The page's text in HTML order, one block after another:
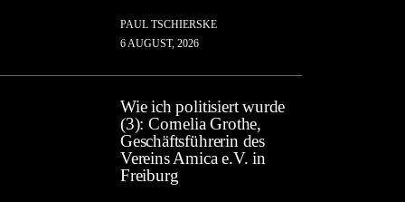
PAUL TSCHIERSKE
6 AUGUST, 2026
Wie ich politisiert wurde
(3): Cornelia Grothe,
Geschäftsführerin des
Vereins Amica e.V. in
Freiburg